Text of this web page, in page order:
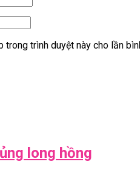
trình duyệt này cho lần
long hồng